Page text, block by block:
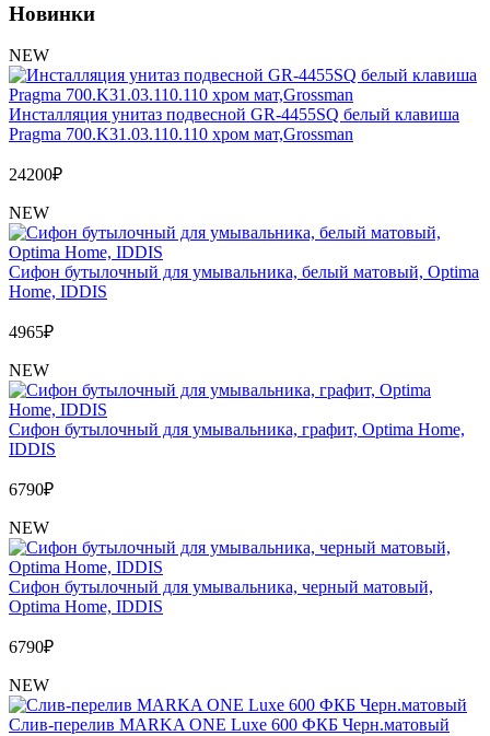
Новинки
NEW
Инсталляция унитаз подвесной GR-4455SQ белый клавиша
Pragma 700.K31.03.110.110 хром мат,Grossman
24200₽
NEW
Сифон бутылочный для умывальника, белый матовый, Optima
Home, IDDIS
4965₽
NEW
Сифон бутылочный для умывальника, графит, Optima Home,
IDDIS
6790₽
NEW
Сифон бутылочный для умывальника, черный матовый,
Optima Home, IDDIS
6790₽
NEW
Слив-перелив MARKA ONE Luxe 600 ФКБ Черн.матовый